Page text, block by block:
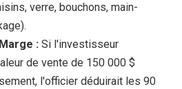
verre, bouchons, main-
: Si l'investisseur
de vente de 150 000 $
l'officier déduirait les 90